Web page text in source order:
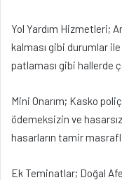
Yol Yardım Hizmetleri;
kalması gibi durumlar
patlaması gibi hallerde
Mini Onarım; Kasko
ödemeksizin ve
hasarların tamir
Ek Teminatlar; Doğal